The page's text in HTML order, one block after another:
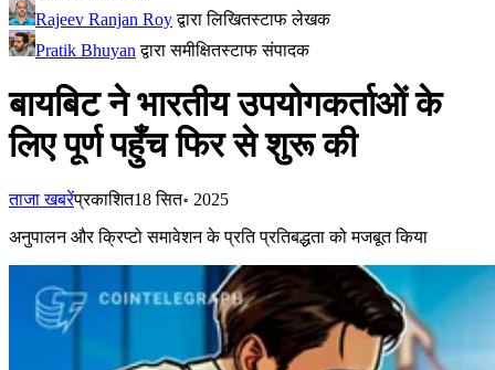
Rajeev Ranjan Royद्वारा लिखितस्टाफ लेखक
Pratik Bhuyan द्वारा समीक्षितस्टाफ संपादक
बायबिट ने भारतीय उपयोगकर्ताओं के
लिए पूर्ण पहुँच फिर से शुरू की
ताजा खबरेंप्रकाशित18 सित॰ 2025
अनुपालन और क्रिप्टो समावेशन के प्रति प्रतिबद्धता को मजबूत किया